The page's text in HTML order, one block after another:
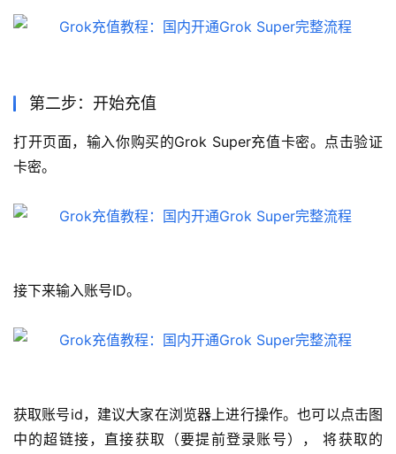
第二步：开始充值
打开页面，输入你购买的Grok Super充值卡密。点击验证
卡密。
接下来输入账号ID。
获取账号id，建议大家在浏览器上进行操作。也可以点击图
中的超链接，直接获取（要提前登录账号）， 将获取的